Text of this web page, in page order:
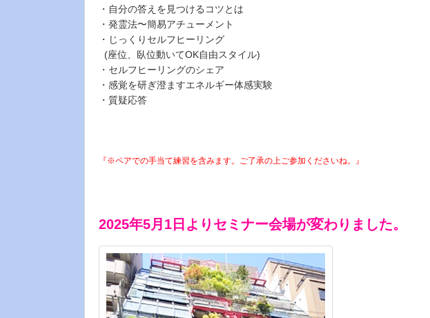
・自分の答えを見つけるコツとは
・発霊法〜簡易アチューメント
・じっくりセルフヒーリング
(座位、臥位動いてOK自由スタイル)
・セルフヒーリングのシェア
・感覚を研ぎ澄ますエネルギー体感実験
・質疑応答
『※ペアでの手当て練習を含みます。ご了承の上ご参加くださいね。』
2025年5月1日よりセミナー会場が変わりました。